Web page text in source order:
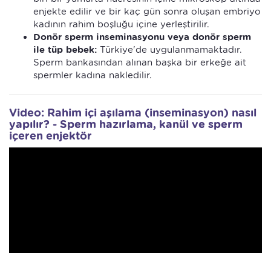
enjekte edilir ve bir kaç gün sonra oluşan embriyo
kadının rahim boşluğu içine yerleştirilir.
Donör sperm inseminasyonu veya donör sperm
ile tüp bebek: Türkiye'de uygulanmamaktadır.
Sperm bankasından alınan başka bir erkeğe ait
spermler kadına nakledilir.
Video: Rahim içi aşılama (inseminasyon) nasıl
yapılır? - Sperm hazırlama, kanül ve sperm
içeren enjektör